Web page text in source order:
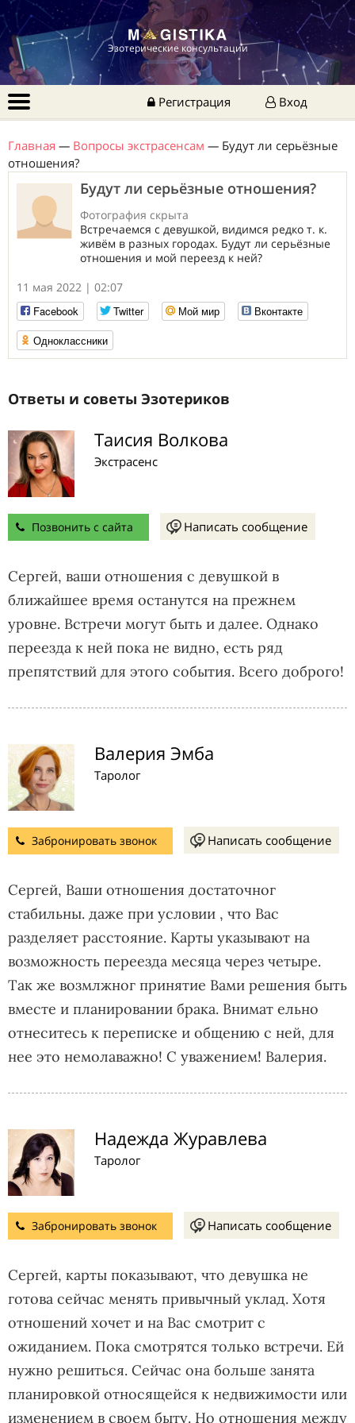
Эзотерические консультации
Регистрация Вход
Главная — Вопросы экстрасенсам — Будут ли серьёзные
отношения?
Будут ли серьёзные отношения?
Фотография скрыта
Встречаемся с девушкой, видимся редко т. к.
живём в разных городах. Будут ли серьёзные
отношения и мой переезд к ней?
11 мая 2022 | 02:07
Facebook
Twitter Мой мир
Вконтакте
Одноклассники
Ответы и советы Эзотериков
Таисия Волкова
Экстрасенс
Позвонить с сайта Написать сообщение
Сергей, ваши отношения с девушкой в
ближайшее время останутся на прежнем
уровне. Встречи могут быть и далее. Однако
переезда к ней пока не видно, есть ряд
препятствий для этого события. Всего доброго!
Валерия Эмба
Таролог
Забронировать звонок Написать сообщение
Сергей, Ваши отношения достаточног
стабильны. даже при условии , что Вас
разделяет расстояние. Карты указывают на
возможность переезда месяца через четыре.
Так же возмлжног принятие Вами решения быть
вместе и планировании брака. Внимат ельно
отнеситесь к переписке и общению с ней, для
нее это немолаважно! С уважением! Валерия.
Надежда Журавлева
Таролог
Забронировать звонок Написать сообщение
Сергей, карты показывают, что девушка не
готова сейчас менять привычный уклад. Хотя
отношений хочет и на Вас смотрит с
ожиданием. Пока смотрятся только встречи. Ей
нужно решиться. Сейчас она больше занята
планировкой относящейся к недвижимости или
изменением в своем быту. Но отношения между